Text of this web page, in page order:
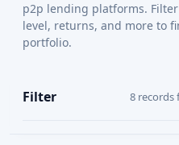
p2p lending platforms.
level, returns, and more to
portfolio.
Filter 8 records